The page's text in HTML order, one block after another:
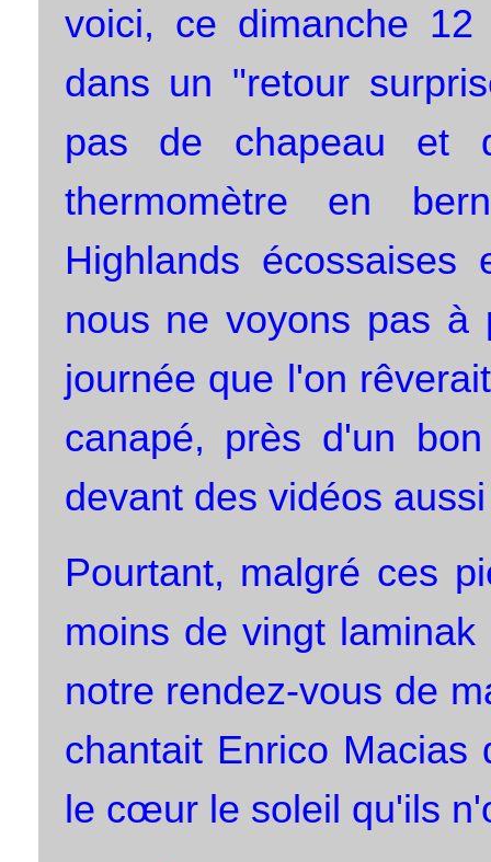
voici, ce dimanche 12
dans un "retour
pas de chapeau et
thermomètre en
Highlands
nous ne voyons pas à
journée que l'on
canapé, près d'un
devant des vidéos
Pourtant, malgré ces
moins de vingt
notre rendez-vous de
chantait Enrico
le cœur le soleil qu'ils